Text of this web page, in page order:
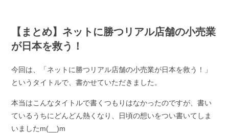
【まとめ】ネットに勝つリアル店舗の小売業
が日本を救う！
今回は、「ネットに勝つリアル店舗の小売業が日本を救う！」
というタイトルで、書かせていただきました。
本当はこんなタイトルで書くつもりはなかったのですが、書い
ているうちにどんどん熱くなり、日頃の想いをつい書いてしま
いましたm(__)m